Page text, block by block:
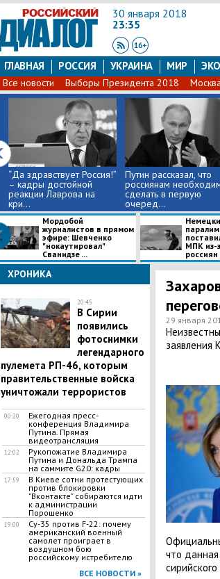
30 января 2018
23:35
ГЛАВНАЯ РОССИЯ УКРАИНА МИР
Все новости Выборы Президента 2018 Москва
“Да здравствует Россия!”
– кадры достойной
реакции Лаврова на
кри...
Путин рассказал, что
россиянам
сделать в первую
очеред...
Мордобой
журналистов в прямом
эфире: Шевченко
"нокаутировал"
Сванидзе ...
МПК из-
россиян
ХРОНИКА
20:45
В Сирии
появились
фотоснимки
легендарного
пулемета РП-46, которым
правительственные войска
уничтожали террористов
00:20
Ежегодная пресс-
конференция Владимира
Путина. Прямая
видеотрансляция
12:02
Рукопожатие Владимира
Путина и Дональда Трампа
на саммите G20: кадры
17:59
В Киеве сотни протестующих
против блокировки
"Вконтакте" собираются идти
к администрации
Порошенко
19:00
Су-35 против F-22: почему
американский военный
самолет проиграет в
воздушном бою
российскому истребителю
ВСЕ НОВОСТИ »
29 января
заявления
что данная